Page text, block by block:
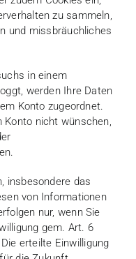
zu sammeln,
und missbräuchliches
in einem
werden Ihre Daten
Konto zugeordnet.
Konto nicht wünschen,
insbesondere das
von Informationen
nur, wenn Sie
gem. Art. 6
erteilte Einwilligung